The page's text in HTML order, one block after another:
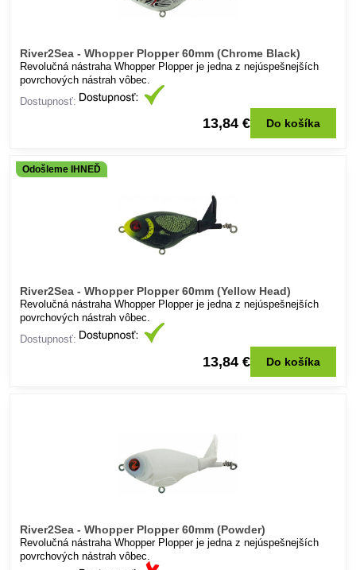
River2Sea - Whopper Plopper 60mm (Chrome Black)
Revolučná nástraha Whopper Plopper je jedna z nejúspešnejších
povrchových nástrah vôbec.
Dostupnosť:
13,84 € Do košíka
River2Sea - Whopper Plopper 60mm (Yellow Head)
Odošleme IHNEĎ
Revolučná nástraha Whopper Plopper je jedna z nejúspešnejších
povrchových nástrah vôbec.
Dostupnosť:
13,84 € Do košíka
River2Sea - Whopper Plopper 60mm (Powder)
Revolučná nástraha Whopper Plopper je jedna z nejúspešnejších
povrchových nástrah vôbec.